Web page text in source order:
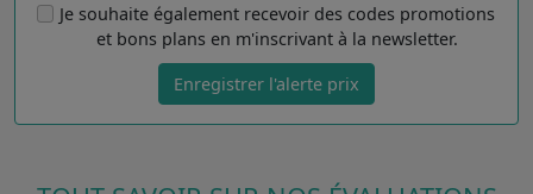
Je souhaite également recevoir des codes promotions
et bons plans en m'inscrivant à la newsletter.
Enregistrer l'alerte prix